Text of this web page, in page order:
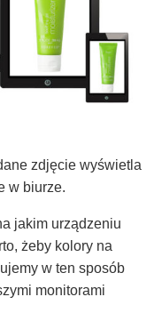
zdjęcie wyświetla
w biurze.
jakim urządzeniu
żeby kolory na
w ten sposób
monitorami